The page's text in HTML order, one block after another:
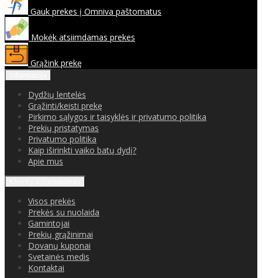
Gauk prekes į Omniva paštomatus
Mokėk atsiimdamas prekes
Grąžink prekę
Dydžių lentelės
Grąžinti/keisti prekę
Pirkimo sąlygos ir taisyklės ir privatumo politika
Prekių pristatymas
Privatumo politika
Kaip iširinkti vaiko batų dydį?
Apie mus
Visos prekės
Prekės su nuolaida
Gamintojai
Prekių grąžinimai
Dovanų kuponai
Svetainės medis
Kontaktai